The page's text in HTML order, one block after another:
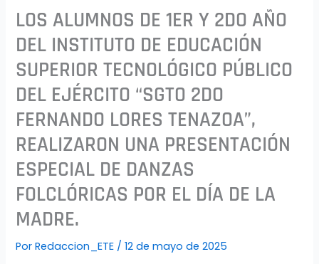
LOS ALUMNOS DE 1ER Y 2DO AÑO
DEL INSTITUTO DE EDUCACIÓN
SUPERIOR TECNOLÓGICO PÚBLICO
DEL EJÉRCITO “SGTO 2DO
FERNANDO LORES TENAZOA”,
REALIZARON UNA PRESENTACIÓN
ESPECIAL DE DANZAS
FOLCLÓRICAS POR EL DÍA DE LA
MADRE.
PorRedaccion_ETE /12 de mayo de 2025